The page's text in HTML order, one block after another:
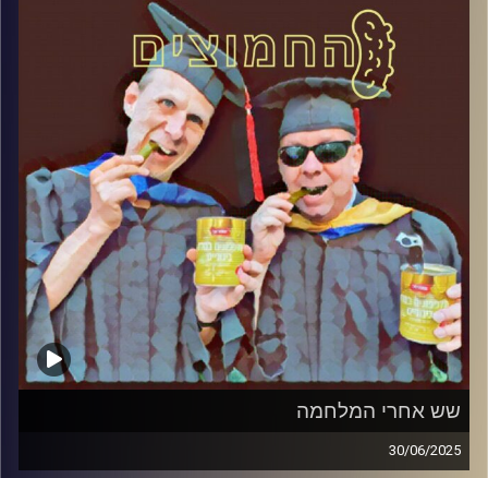
קרדיט תמונות:AudioVersity
שש אחרי המלחמה
30/06/2025